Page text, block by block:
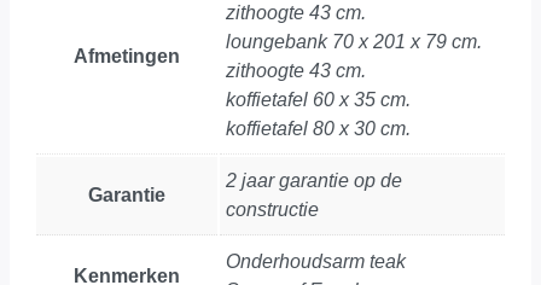
Afmetingen
zithoogte 43 cm.
loungebank 70 x 201 x 79 cm.
zithoogte 43 cm.
koffietafel 60 x 35 cm.
koffietafel 80 x 30 cm.
Garantie
2 jaar garantie op de
constructie
Kenmerken
Onderhoudsarm teak